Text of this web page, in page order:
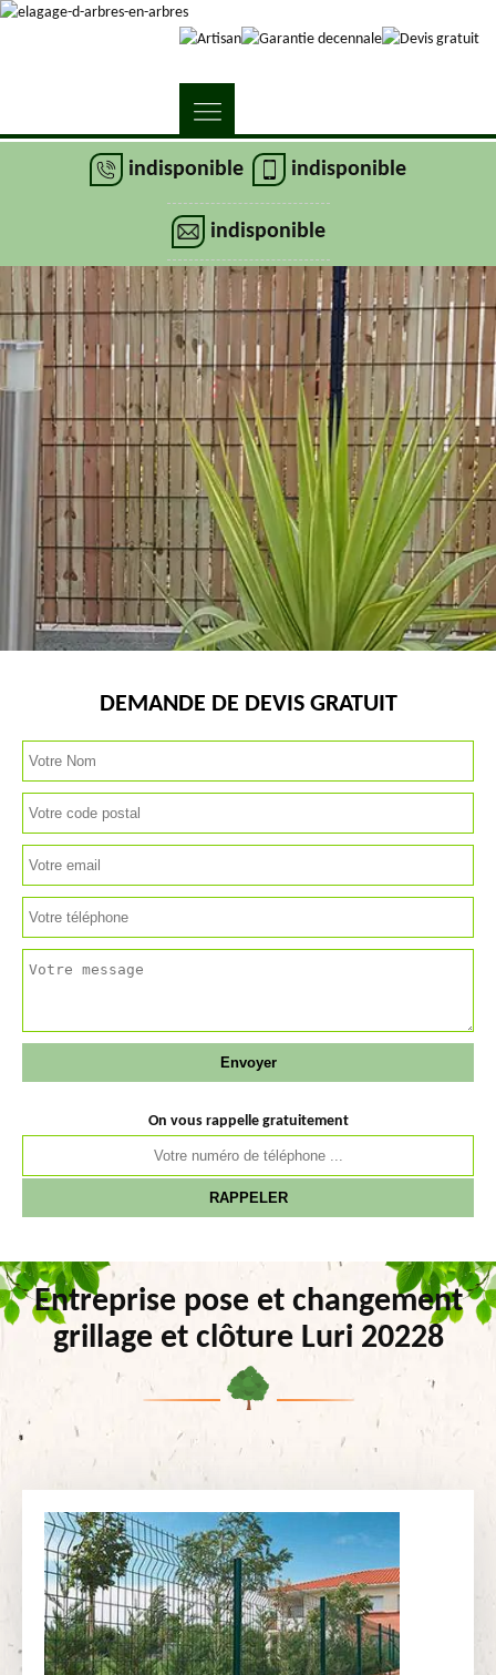
indisponible indisponible
indisponible
DEMANDE DE DEVIS GRATUIT
On vous rappelle gratuitement
Entreprise pose et changement
grillage et clôture Luri 20228